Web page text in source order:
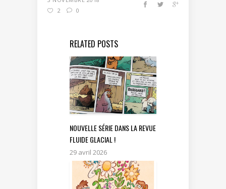
2
0
RELATED POSTS
NOUVELLE SÉRIE DANS LA REVUE
FLUIDE GLACIAL !
29 avril 2026